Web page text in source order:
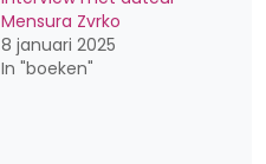
Mensura Zvrko
8 januari 2025
In "boeken"